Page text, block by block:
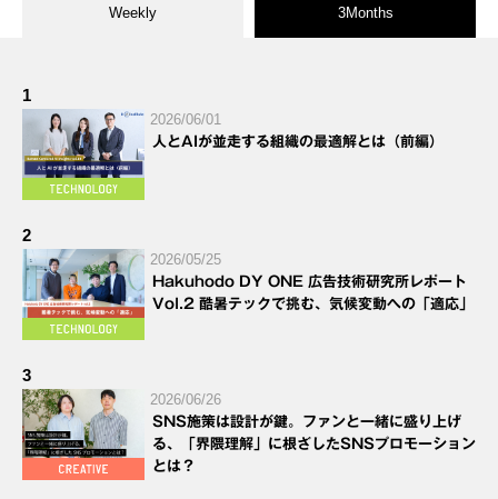
Weekly 3Months
1
2026/06/01
人とAIが並走する組織の最適解とは（前編）
2
2026/05/25
Hakuhodo DY ONE 広告技術研究所レポート
Vol.2 酷暑テックで挑む、気候変動への「適応」
3
2026/06/26
SNS施策は設計が鍵。ファンと一緒に盛り上げ
る、「界隈理解」に根ざしたSNSプロモーション
とは？